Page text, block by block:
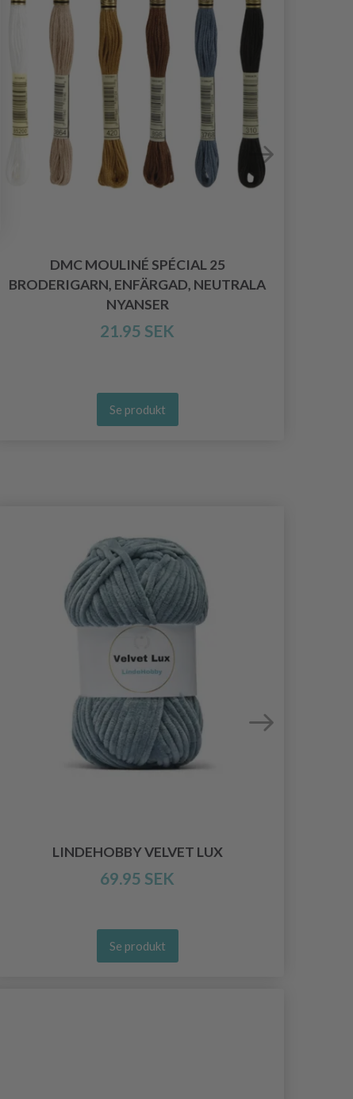
DMC MOULINÉ SPÉCIAL 25
BRODERIGARN, ENFÄRGAD, NEUTRALA
NYANSER
21.95 SEK
Se produkt
LINDEHOBBY VELVET LUX
69.95 SEK
Se produkt